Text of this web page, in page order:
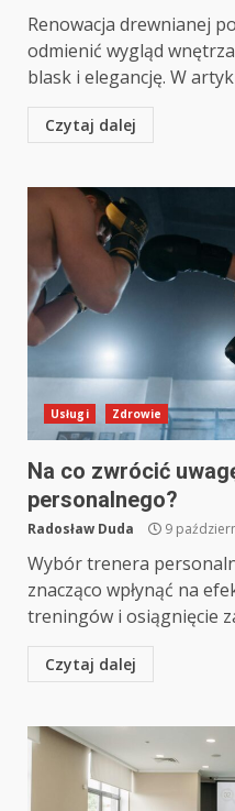
Renowacja drewnianej
odmienić wygląd
blask i elegancję. W
Czytaj dalej
Usługi Zdrowie
Na co zwrócić
personalnego?
Radosław Duda 9
Wybór trenera
znacząco wpłynąć na
treningów i osiągnięcie
Czytaj dalej